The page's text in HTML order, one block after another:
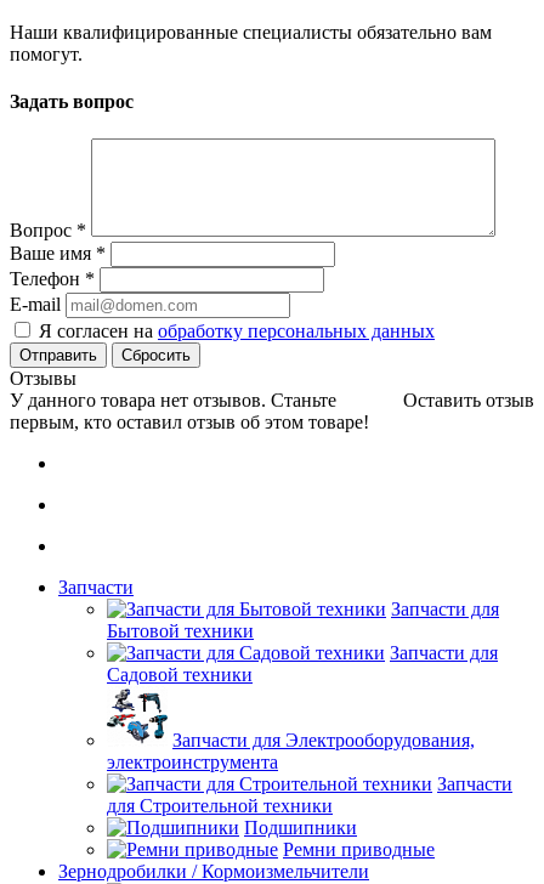
Наши квалифицированные специалисты обязательно вам
помогут.
Задать вопрос
Вопрос *
Ваше имя *
Телефон *
E-mail
Я согласен на обработку персональных данных
Сбросить
Отзывы
Оставить отзыв
У данного товара нет отзывов. Станьте
первым, кто оставил отзыв об этом товаре!
Запчасти
Запчасти для
Бытовой техники
Запчасти для
Садовой техники
Запчасти для Электрооборудования,
электроинструмента
Запчасти
для Строительной техники
Подшипники
Ремни приводные
Зернодробилки / Кормоизмельчители